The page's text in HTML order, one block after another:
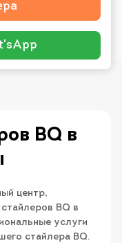
BQ в
центр,
BQ в
услуги
стайлера BQ.